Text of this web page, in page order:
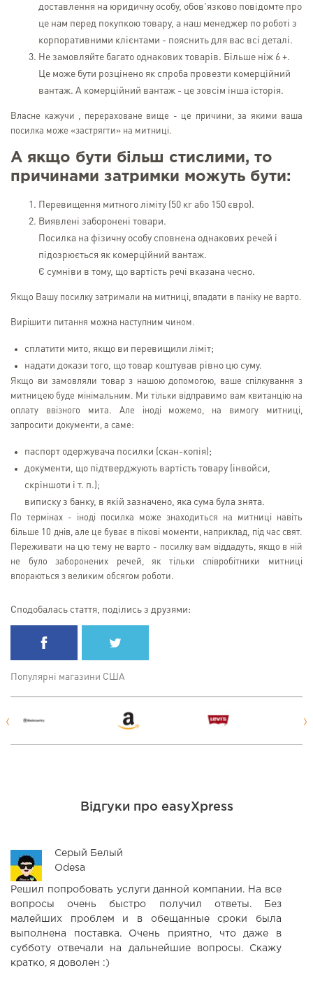
доставлення на юридичну особу, обов'язково повідомте про
це нам перед покупкою товару, а наш менеджер по роботі з
корпоративними клієнтами - пояснить для вас всі деталі.
Не замовляйте багато однакових товарів. Більше ніж 6 +.
Це може бути розцінено як спроба провезти комерційний
вантаж. А комерційний вантаж - це зовсім інша історія.
Власне кажучи , перераховане вище - це причини, за якими ваша
посилка може «застрягти» на митниці.
А якщо бути більш стислими, то
причинами затримки можуть бути:
Перевищення митного ліміту (50 кг або 150 євро).
Виявлені заборонені товари.
Посилка на фізичну особу сповнена однакових речей і
підозрюється як комерційний вантаж.
Є сумніви в тому, що вартість речі вказана чесно.
Якщо Вашу посилку затримали на митниці, впадати в паніку не варто.
Вирішити питання можна наступним чином.
сплатити мито, якщо ви перевищили ліміт;
надати докази того, що товар коштував рівно цю суму.
Якщо ви замовляли товар з нашою допомогою, ваше спілкування з
митницею буде мінімальним. Ми тільки відправимо вам квитанцію на
оплату ввізного мита. Але іноді можемо, на вимогу митниці,
запросити документи, а саме:
паспорт одержувача посилки (скан-копія);
документи, що підтверджують вартість товару (інвойси,
скріншоти і т. п.);
виписку з банку, в якій зазначено, яка сума була знята.
По термінах - іноді посилка може знаходиться на митниці навіть
більше 10 днів, але це буває в пікові моменти, наприклад, під час свят.
Переживати на цю тему не варто - посилку вам віддадуть, якщо в ній
не було заборонених речей, як тільки співробітники митниці
впораються з великим обсягом роботи.
Сподобалась стаття, поділись з друзями:
Популярні магазини США
Відгуки про easyXpress
Серый Белый
Odesa
Решил попробовать услуги данной компании. На все
вопросы очень быстро получил ответы. Без
малейших проблем и в обещанные сроки была
выполнена поставка. Очень приятно, что даже в
субботу отвечали на дальнейшие вопросы. Скажу
кратко, я доволен :)